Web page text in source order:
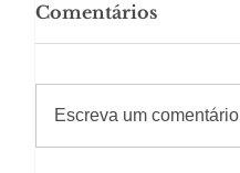
Comentários
Escreva um comentário
#Sugestões